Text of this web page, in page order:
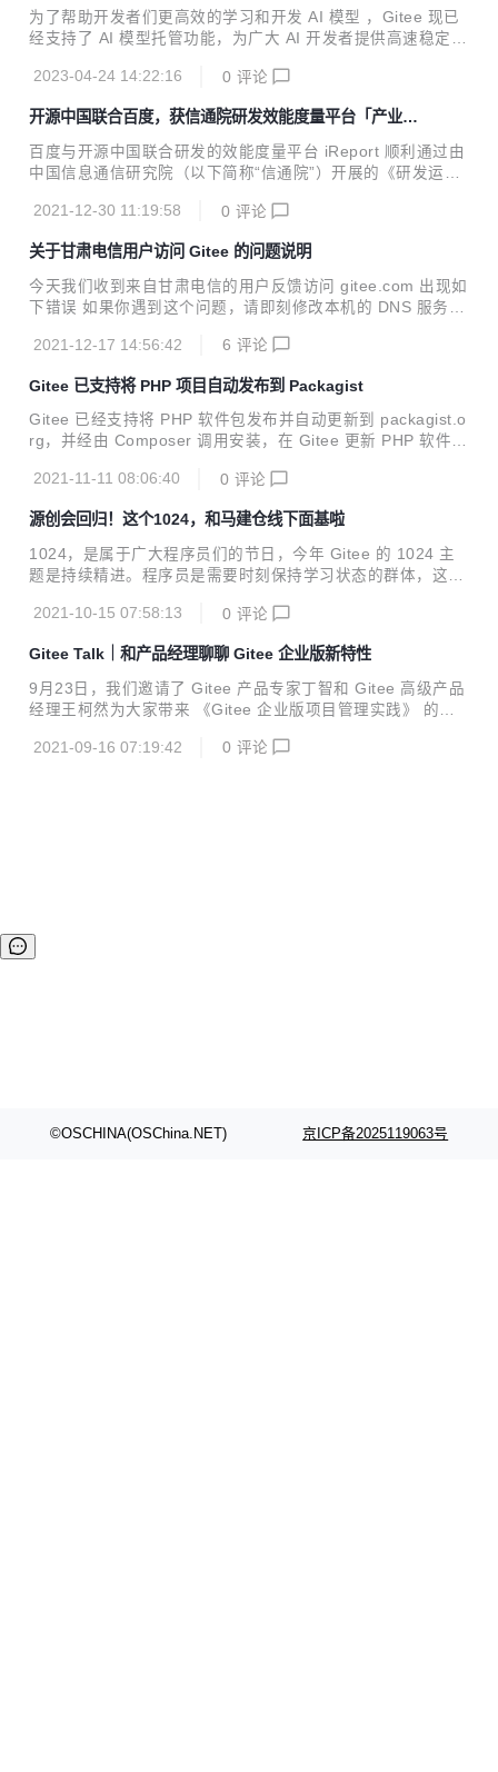
NS：180.76.76.76 114 DNS: 114.114.114.114 阿里云公共
DNS：223.5.5.5 / 223.6.6.6 谷歌公共 DNS：8.8.8.8 / 8.8.
为了帮助开发者们更高效的学习和开发 AI 模型 ，Gitee 现已
经支持了 AI 模型托管功能，为广大 AI 开发者提供高速稳定的
的 AI 模型了。
2023-04-24 14:22:16 0 评论
开源中国联合百度，获信通院研发效能度量平台「产业推
广级」标准评估
百度与开源中国联合研发的效能度量平台 iReport 顺利通过由
中国信息通信研究院（以下简称“信通院”）开展的《研发运营
产业推广级评估。
2021-12-30 11:19:58 0 评论
关于甘肃电信用户访问 Gitee 的问题说明
今天我们收到来自甘肃电信的用户反馈访问 gitee.com 出现如
下错误 如果你遇到这个问题，请即刻修改本机的 DNS 服务器
DNS 服务器即可恢复。 其他地方的用户如果也遇到相同问
Gitee 运维团队 2021-12-17
2021-12-17 14:56:42 6 评论
Gitee 已支持将 PHP 项目自动发布到 Packagist
Gitee 已经支持将 PHP 软件包发布并自动更新到 packagist.o
rg，并经由 Composer 调用安装，在 Gitee 更新 PHP 软件包
2021-11-11 08:06:40
0 评论
源创会回归！这个1024，和马建仓线下面基啦
1024，是属于广大程序员们的节日，今年 Gitee 的 1024 主
题是持续精进。程序员是需要时刻保持学习状态的群体，这样
希望和程序员们一起，保持一颗谦虚奋进的心，在这个 1024
2021-10-15 07:58:13 0 评论
Gitee Talk｜和产品经理聊聊 Gitee 企业版新特性
9月23日，我们邀请了 Gitee 产品专家丁智和 Gitee 高级产品
经理王柯然为大家带来 《Gitee 企业版项目管理实践》 的分
2021-09-16 07:19:42
0 评论
©OSCHINA(OSChina.NET) 京ICP备2025119063号